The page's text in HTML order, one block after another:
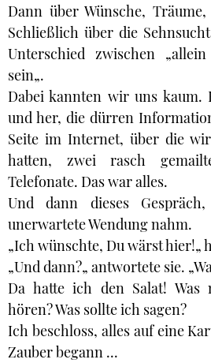
Dann über Wünsche,
Schließlich über die
Unterschied zwischen
sein„.
Dabei kannten wir uns kaum.
und her, die dürren
Seite im Internet, über die
hatten, zwei rasch
Telefonate. Das war alles.
Und dann dieses
unerwartete Wendung nahm.
„Ich wünschte, Du wärst hier!„
„Und dann?„ antwortete sie.
Da hatte ich den Salat! Was
hören? Was sollte ich sagen?
Ich beschloss, alles auf eine
Zauber begann ...